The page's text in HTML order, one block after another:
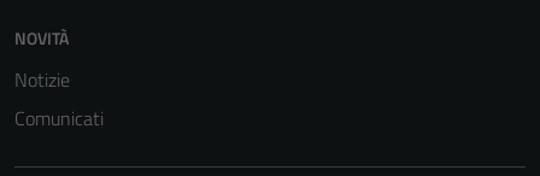
NOVITÀ
Notizie
Comunicati